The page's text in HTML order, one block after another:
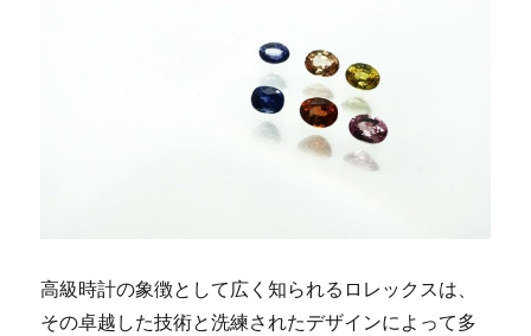
高級時計の象徴として広く知られるロレックスは、
その卓越した技術と洗練されたデザインによって多